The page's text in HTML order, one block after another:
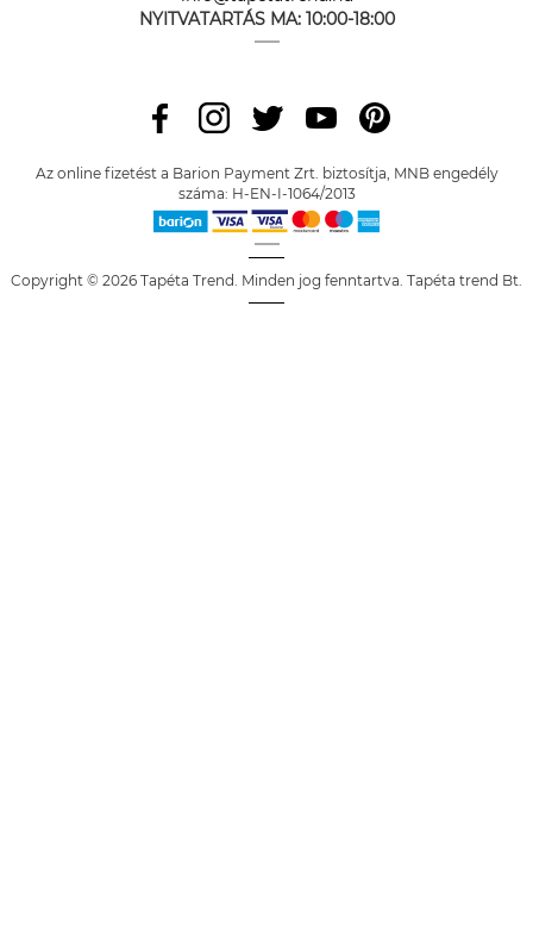
NYITVATARTÁS MA: 10:00-18:00
Az online fizetést a Barion Payment Zrt. biztosítja, MNB engedély
száma: H-EN-I-1064/2013
Copyright © 2026 Tapéta Trend. Minden jog fenntartva. Tapéta trend Bt.